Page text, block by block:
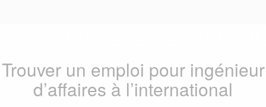
Trouver un emploi pour ingénieur
d’affaires à l’international